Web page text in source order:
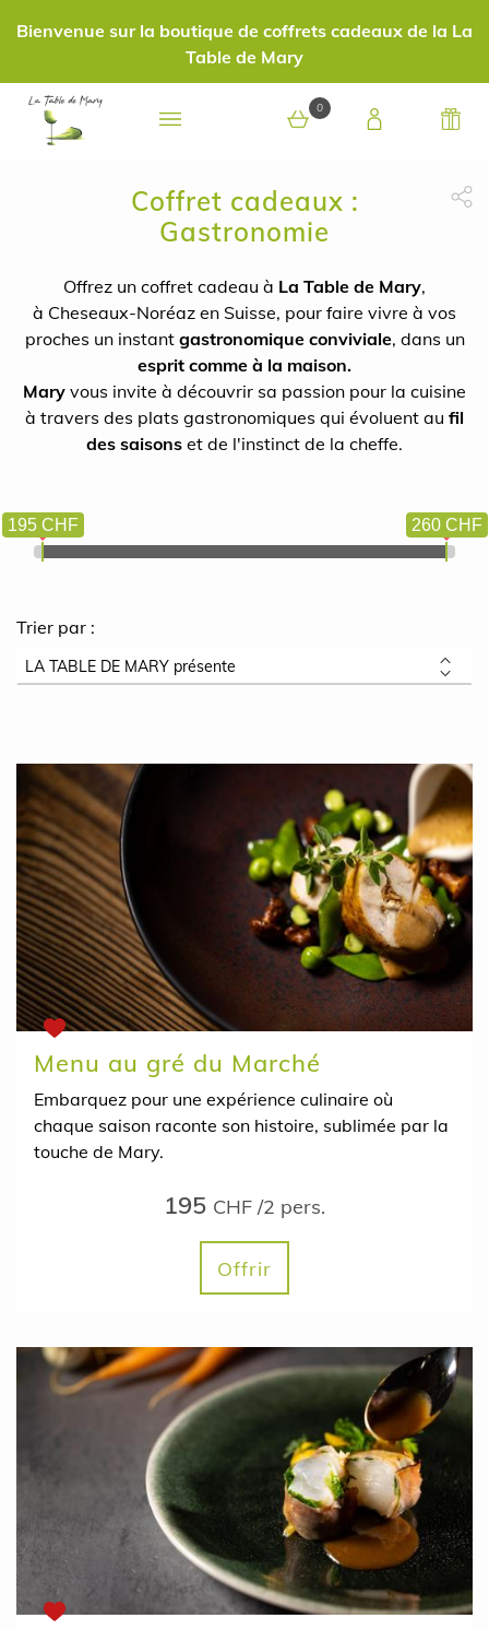
Bienvenue sur la boutique de coffrets cadeaux de la La
Table de Mary
0
0 article au panier
Coffret cadeaux :
Gastronomie
Offrez un coffret cadeau à La Table de Mary,
à Cheseaux-Noréaz en Suisse, pour faire vivre à vos
proches un instant gastronomique conviviale, dans un
esprit comme à la maison.
Mary vous invite à découvrir sa passion pour la cuisine
à travers des plats gastronomiques qui évoluent au fil
des saisons et de l'instinct de la cheffe.
195 CHF 260 CHF
Trier par :
Menu au gré du Marché
Embarquez pour une expérience culinaire où
chaque saison raconte son histoire, sublimée par la
touche de Mary.
195 CHF /2 pers.
Offrir